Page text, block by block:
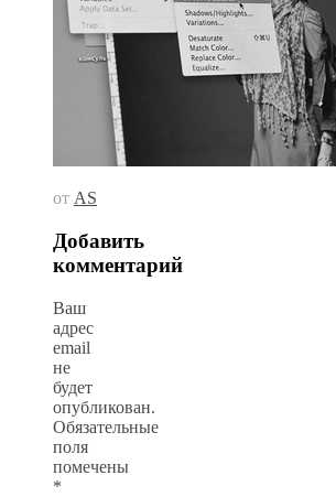
от AS
Добавить
комментарий
Ваш
адрес
email
не
будет
опубликован.
Обязательные
поля
помечены
*